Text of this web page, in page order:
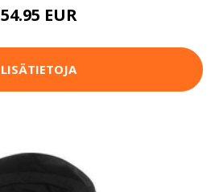
54.95 EUR
LISÄTIETOJA